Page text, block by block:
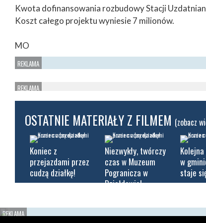
Kwota dofinansowania rozbudowy Stacji
Koszt całego projektu wyniesie 7 milionów.
MO
OSTATNIE MATERIAŁY Z FILMEM (zobacz
Koniec z
przejazdami przez
cudzą działkę!
Niezwykły, twórczy
czas w Muzeum
Pogranicza w
Działdowie!
w
staje